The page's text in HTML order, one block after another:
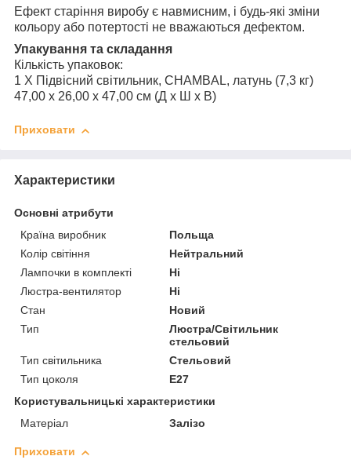
Ефект старіння виробу є навмисним, і будь-які зміни
кольору або потертості не вважаються дефектом.
Упакування та складання
Кількість упаковок:
1 X Підвісний світильник, CHAMBAL, латунь (7,3 кг)
47,00 x 26,00 x 47,00 см (Д x Ш x В)
Приховати
Характеристики
Основні атрибути
Країна виробник
Польща
Колір світіння
Нейтральний
Лампочки в комплекті
Ні
Люстра-вентилятор
Ні
Стан
Новий
Тип
Люстра/Світильник
стельовий
Тип світильника
Стельовий
Тип цоколя
E27
Користувальницькі характеристики
Матеріал
Залізо
Приховати